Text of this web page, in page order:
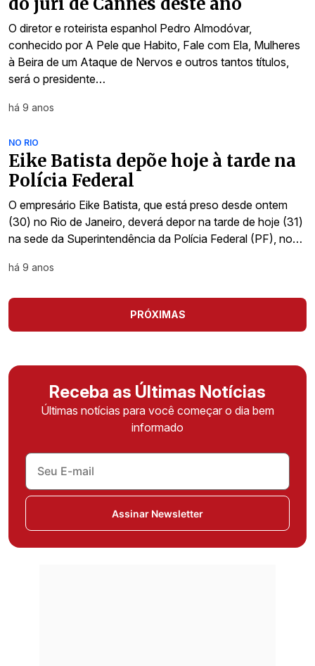
O diretor e roteirista espanhol Pedro Almodóvar,
conhecido por A Pele que Habito, Fale com Ela, Mulheres
à Beira de um Ataque de Nervos e outros tantos títulos,
será o presidente…
há 9 anos
NO RIO
Eike Batista depõe hoje à tarde na
Polícia Federal
O empresário Eike Batista, que está preso desde ontem
(30) no Rio de Janeiro, deverá depor na tarde de hoje (31)
na sede da Superintendência da Polícia Federal (PF), no…
há 9 anos
PRÓXIMAS
Receba as Últimas Notícias
Últimas notícias para você começar o dia bem
informado
Assinar Newsletter